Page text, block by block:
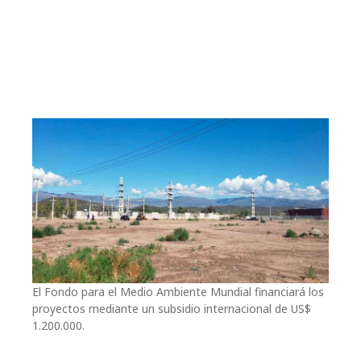
El Fondo para el Medio Ambiente Mundial financiará los
proyectos mediante un subsidio internacional de US$
1.200.000.